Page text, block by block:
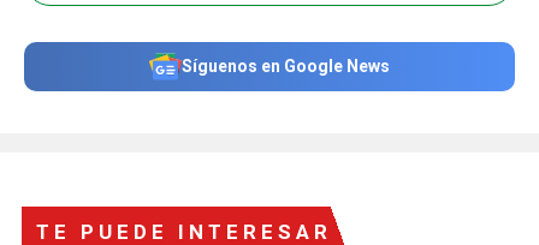
Síguenos en Google News
TE PUEDE INTERESAR